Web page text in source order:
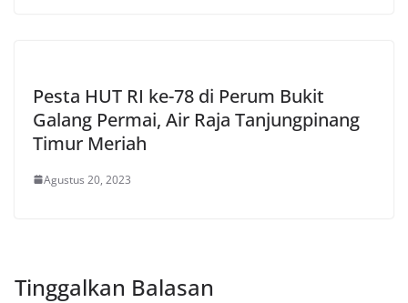
Pesta HUT RI ke-78 di Perum Bukit
Galang Permai, Air Raja Tanjungpinang
Timur Meriah
Agustus 20, 2023
Tinggalkan Balasan